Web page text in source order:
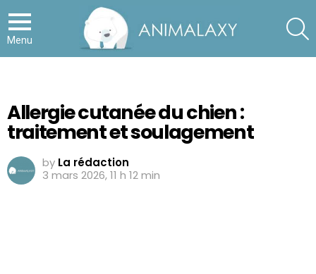
Menu
Allergie cutanée du chien :
traitement et soulagement
by La rédaction
3 mars 2026, 11 h 12 min